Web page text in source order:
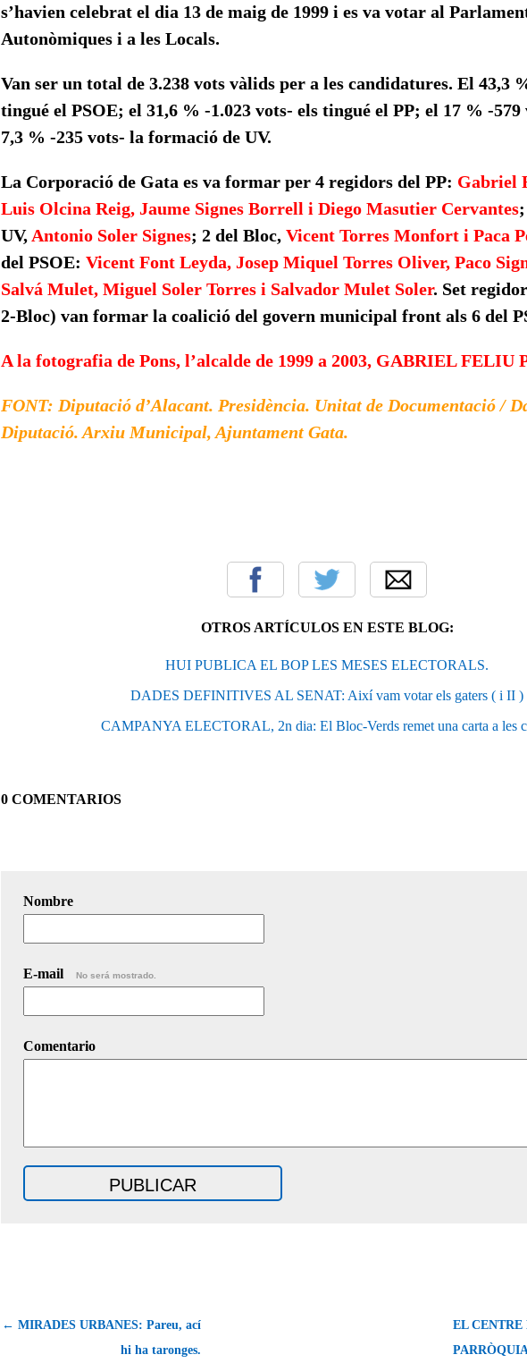
s’havien celebrat el dia 13 de maig de 1999 i es va votar al
Autonòmiques i a les Locals.
Van ser un total de 3.238 vots vàlids per a les candidatures. El 43,3
tingué el PSOE; el 31,6 % -1.023 vots- els tingué el PP; el 17 % -
7,3 % -235 vots- la formació de UV.
La Corporació de Gata es va formar per 4 regidors del PP: Gabriel
Luis Olcina Reig, Jaume Signes Borrell i Diego Masutier Cervantes
UV, Antonio Soler Signes; 2 del Bloc, Vicent Torres Monfort i Paca
del PSOE: Vicent Font Leyda, Josep Miquel Torres Oliver, Paco
Salvá Mulet, Miguel Soler Torres i Salvador Mulet Soler. Set
2-Bloc) van formar la coalició del govern municipal front als 6 del
A la fotografia de Pons, l’alcalde de 1999 a 2003, GABRIEL FELIU
FONT: Diputació d’Alacant. Presidència. Unitat de Documentació /
Diputació. Arxiu Municipal, Ajuntament Gata.
OTROS ARTÍCULOS EN ESTE BLOG:
HUI PUBLICA EL BOP LES MESES ELECTORALS.
DADES DEFINITIVES AL SENAT: Així vam votar els gaters ( i II )
CAMPANYA ELECTORAL, 2n dia: El Bloc-Verds remet una carta a les
0 COMENTARIOS
Nombre
E-mail No será mostrado.
Comentario
← MIRADES URBANES: Pareu, ací
hi ha taronges.
EL CENTRE